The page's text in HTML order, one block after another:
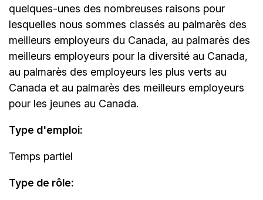
quelques-unes des nombreuses raisons pour
lesquelles nous sommes classés au palmarès des
meilleurs employeurs du Canada, au palmarès des
meilleurs employeurs pour la diversité au Canada,
au palmarès des employeurs les plus verts au
Canada et au palmarès des meilleurs employeurs
pour les jeunes au Canada.
Type d'emploi:
Temps partiel
Type de rôle: